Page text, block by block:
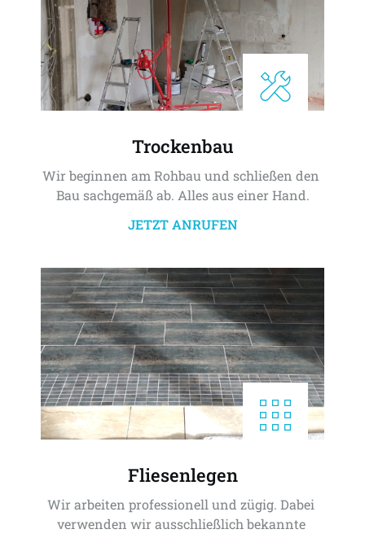
Trockenbau
Wir beginnen am Rohbau und schließen den
Bau sachgemäß ab. Alles aus einer Hand.
JETZT ANRUFEN
Fliesenlegen
Wir arbeiten professionell und zügig. Dabei
verwenden wir ausschließlich bekannte